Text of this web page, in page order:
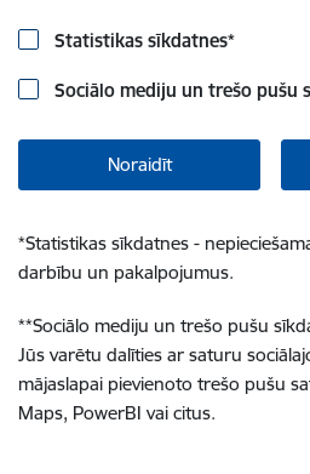
Statistikas sīkdatnes*
Sociālo mediju un trešo pušu
Noraidīt
*Statistikas sīkdatnes -
darbību un pakalpojumus.
**Sociālo mediju un trešo pušu
Jūs varētu dalīties ar saturu
mājaslapai pievienoto trešo pušu
Maps, PowerBI vai citus.